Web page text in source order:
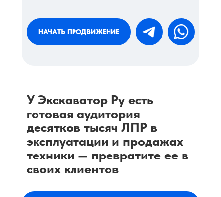
НАЧАТЬ ПРОДВИЖЕНИЕ
У Экскаватор Ру есть
готовая аудитория
десятков тысяч ЛПР в
эксплуатации и продажах
техники — превратите ее в
своих клиентов